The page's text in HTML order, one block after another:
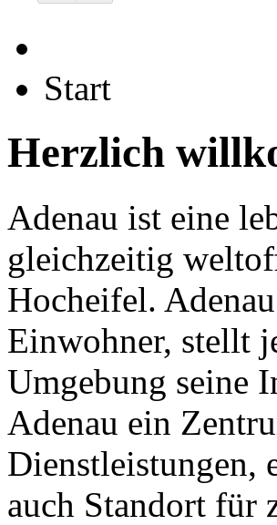
Start
Herzlich
Adenau ist eine
gleichzeitig
Hocheifel.
Einwohner, stellt
Umgebung seine
Adenau ein
Dienstleistungen,
auch Standort für